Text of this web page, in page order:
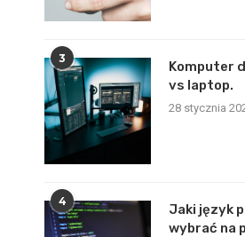
3
Komputer
vs laptop.
28 stycznia
4
Jaki język
wybrać na